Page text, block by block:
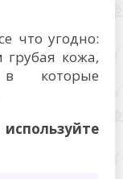
что угодно:
кожа,
в которые